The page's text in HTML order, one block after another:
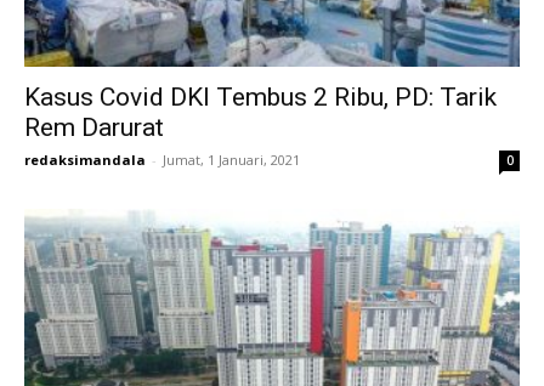
Kasus Covid DKI Tembus 2 Ribu, PD: Tarik
Rem Darurat
redaksimandala - Jumat, 1 Januari, 2021 0